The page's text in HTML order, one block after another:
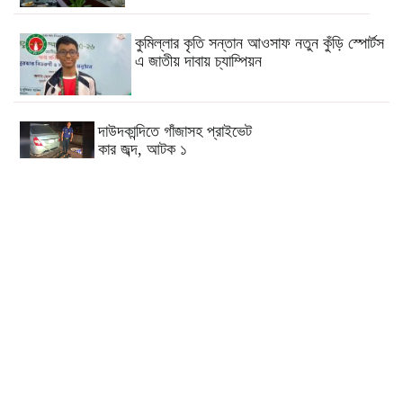
কুমিল্লার কৃতি সন্তান আওসাফ নতুন কুঁড়ি স্পোর্টস
এ জাতীয় দাবায় চ্যাম্পিয়ন
দাউদকান্দিতে গাঁজাসহ প্রাইভেট
কার জব্দ, আটক ১